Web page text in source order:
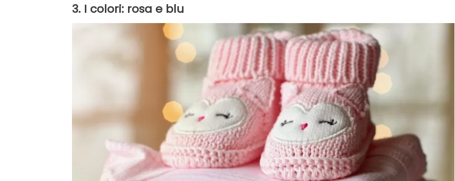
3. I colori: rosa e blu